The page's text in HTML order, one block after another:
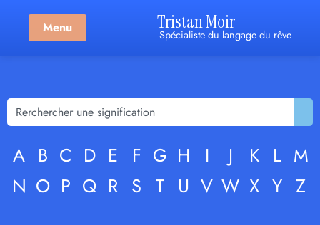
Menu Tristan Moir
Spécialiste du langage du rêve
A B C D E F G H I J K L M
N O P Q R S T U V W X Y Z